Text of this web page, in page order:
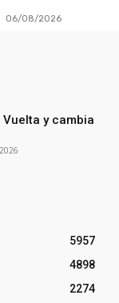
06/08/2026
y cambia
5957
4898
2274